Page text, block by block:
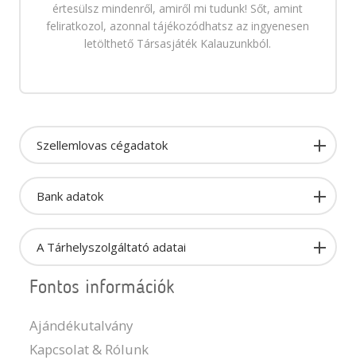
értesülsz mindenről, amiről mi tudunk! Sőt, amint
feliratkozol, azonnal tájékozódhatsz az ingyenesen
letölthető Társasjáték Kalauzunkból.
Szellemlovas cégadatok
Bank adatok
A Tárhelyszolgáltató adatai
Fontos információk
Ajándékutalvány
Kapcsolat & Rólunk